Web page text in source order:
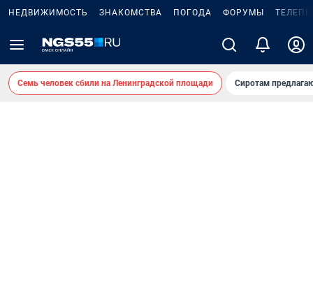
НЕДВИЖИМОСТЬ ЗНАКОМСТВА ПОГОДА ФОРУМЫ
Семь человек сбили на Ленинградской площади Сиротам